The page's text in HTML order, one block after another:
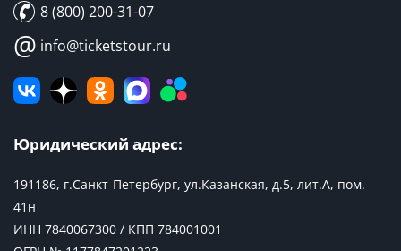
8 (800) 200-31-07
@ info@ticketstour.ru
Юридический адрес:
191186, г.Санкт-Петербург, ул.Казанская, д.5, лит.А, пом.
41н
ИНН 7840067300 / КПП 784001001